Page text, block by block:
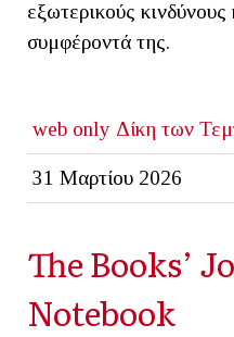
εξωτερικούς
συμφέροντά της.
web only Δίκη των
31 Μαρτίου 2026
The Books’
Notebook